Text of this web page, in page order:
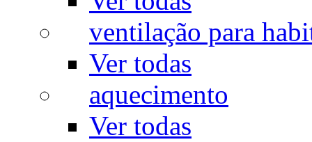
ventilação para
Ver todas
aquecimento
Ver todas